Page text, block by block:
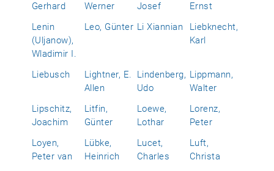
Gerhard
Werner
Josef
Ernst
Lenin
(Uljanow),
Wladimir I.
Leo, Günter Li Xiannian
Liebknecht,
Karl
Liebusch
Lightner, E.
Allen
Lindenberg,
Udo
Lippmann,
Walter
Lipschitz,
Joachim
Litfin,
Günter
Loewe,
Lothar
Lorenz,
Peter
Loyen,
Peter van
Lübke,
Heinrich
Lucet,
Charles
Luft,
Christa